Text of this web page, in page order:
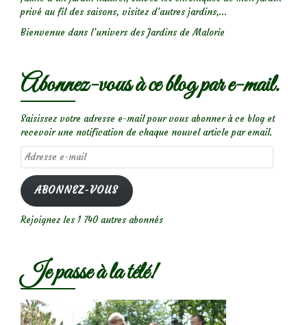
privé au fil des saisons, visitez d’autres jardins,...
Bienvenue dans l’univers des Jardins de Malorie
Abonnez-vous à ce blog par e-mail.
Saisissez votre adresse e-mail pour vous abonner à ce blog et
recevoir une notification de chaque nouvel article par email.
Adresse
e-
mail
ABONNEZ-VOUS
Rejoignez les 1 740 autres abonnés
Je passe à la télé!